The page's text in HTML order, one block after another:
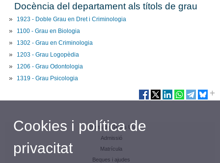
Docència del departament als títols de grau
1923 - Doble Grau en Dret i Criminologia
1100 - Grau en Biologia
1302 - Grau en Criminologia
1203 - Grau Logopèdia
1206 - Grau Odontologia
1319 - Grau Psicologia
Oferta de Graus UV
Admissió
Matrícula
Beques i ajudes
Cookies i política de
privacitat